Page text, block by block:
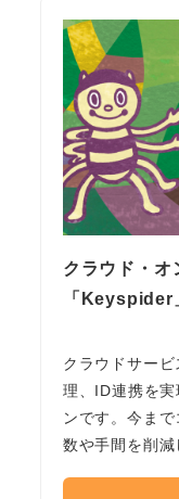
クラウド・オ
「Keyspider
クラウドサー
理、ID連携を
ンです。今ま
数や手間を削減